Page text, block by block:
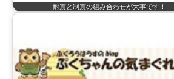
耐震と制震の組み合わせが大事です！